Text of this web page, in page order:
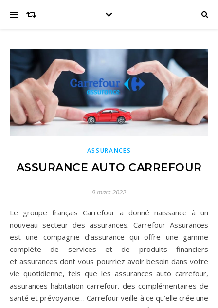
ASSURANCES
ASSURANCE AUTO CARREFOUR
9 mars 2022
Le groupe français Carrefour a donné naissance à un
nouveau secteur des assurances. Carrefour Assurances
est une compagnie d’assurance qui offre une gamme
complète de services et de produits financiers
et assurances dont vous pourriez avoir besoin dans votre
vie quotidienne, tels que les assurances auto carrefour,
assurances habitation carrefour, des complémentaires de
santé et prévoyance… Carrefour veille à ce qu’elle crée une